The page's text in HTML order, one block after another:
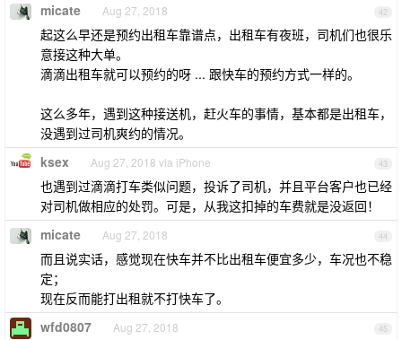
42
micate Aug 27, 2018
起这么早还是预约出租车靠谱点，出租车有夜班，司机们也很乐
意接这种大单。
滴滴出租车就可以预约的呀 ... 跟快车的预约方式一样的。
这么多年，遇到这种接送机，赶火车的事情，基本都是出租车，
没遇到过司机爽约的情况。
43
ksex Aug 27, 2018 via iPhone
也遇到过滴滴打车类似问题，投诉了司机，并且平台客户也已经
对司机做相应的处罚。可是，从我这扣掉的车费就是没返回！
44
micate Aug 27, 2018
而且说实话，感觉现在快车并不比出租车便宜多少，车况也不稳
定；
现在反而能打出租就不打快车了。
45
wfd0807 Aug 27, 2018